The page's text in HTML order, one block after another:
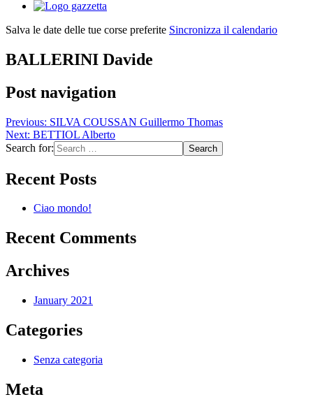
Salva le date delle tue corse preferite Sincronizza il calendario
BALLERINI Davide
Post navigation
Previous: SILVA COUSSAN Guillermo Thomas
Next: BETTIOL Alberto
Search for:
Recent Posts
Ciao mondo!
Recent Comments
Archives
January 2021
Categories
Senza categoria
Meta